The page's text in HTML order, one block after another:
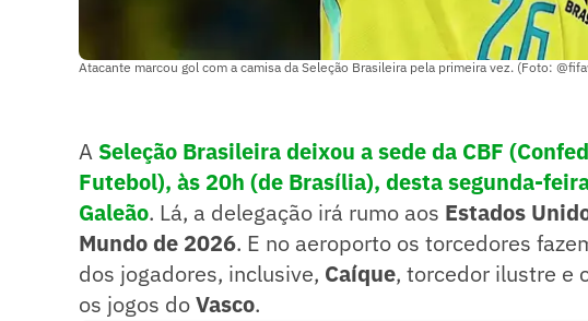
Atacante marcou gol com a camisa da Seleção Brasileira pela primeira vez. (Foto:
A Seleção Brasileira deixou a sede da CBF
Futebol), às 20h (de Brasília), desta segunda-
Galeão. Lá, a delegação irá rumo aos Estados
Mundo de 2026. E no aeroporto os torcedores
dos jogadores, inclusive, Caíque, torcedor ilustre e
os jogos doVasco.